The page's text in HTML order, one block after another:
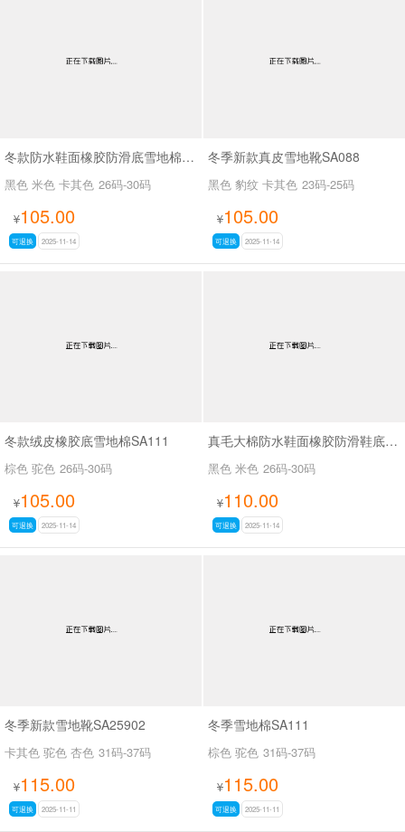
冬款防水鞋面橡胶防滑底雪地棉SA111
黑色 米色 卡其色 26码-30码
¥105.00
可退换 2025-11-14
冬季新款真皮雪地靴SA088
黑色 豹纹 卡其色 23码-25码
¥105.00
可退换 2025-11-14
冬款绒皮橡胶底雪地棉SA111
棕色 驼色 26码-30码
¥105.00
可退换 2025-11-14
真毛大棉防水鞋面橡胶防滑鞋底马丁靴SA111
黑色 米色 26码-30码
¥110.00
可退换 2025-11-14
冬季新款雪地靴SA25902
卡其色 驼色 杏色 31码-37码
¥115.00
可退换 2025-11-11
冬季雪地棉SA111
棕色 驼色 31码-37码
¥115.00
可退换 2025-11-11